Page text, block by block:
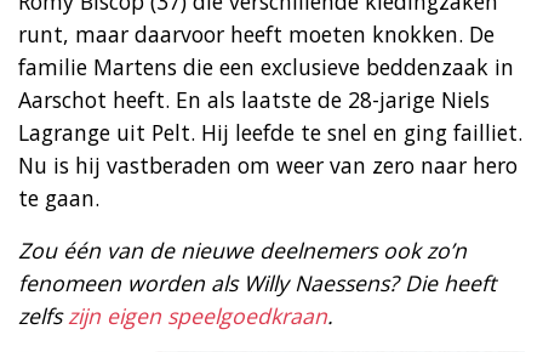
runt, maar daarvoor heeft moeten knokken. De
familie Martens die een exclusieve beddenzaak in
Aarschot heeft. En als laatste de 28-jarige Niels
Lagrange uit Pelt. Hij leefde te snel en ging failliet.
Nu is hij vastberaden om weer van zero naar hero
te gaan.
Zou één van de nieuwe deelnemers ook zo’n
fenomeen worden als Willy Naessens? Die heeft
zelfszijn eigen speelgoedkraan.